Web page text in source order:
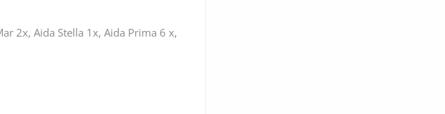
2x, Aida Stella 1x, Aida Prima 6 x,